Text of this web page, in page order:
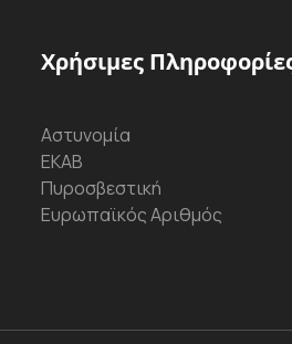
Χρήσιμες
Αστυνομία
ΕΚΑΒ
Πυροσβεστική
Ευρωπαϊκός Αριθμός